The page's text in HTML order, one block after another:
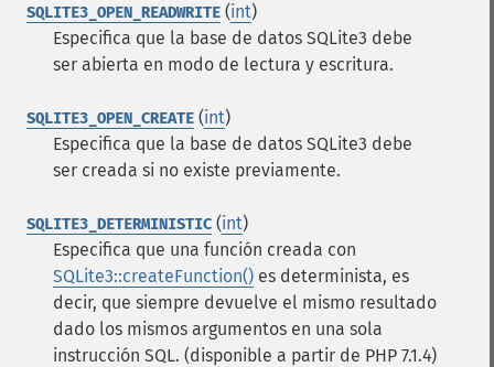
SQLITE3_OPEN_READWRITE (int)
Especifica que la base de datos SQLite3 debe
ser abierta en modo de lectura y escritura.
SQLITE3_OPEN_CREATE (int)
Especifica que la base de datos SQLite3 debe
ser creada si no existe previamente.
SQLITE3_DETERMINISTIC (int)
Especifica que una función creada con
SQLite3::createFunction() es determinista, es
decir, que siempre devuelve el mismo resultado
dado los mismos argumentos en una sola
instrucción SQL. (disponible a partir de PHP 7.1.4)